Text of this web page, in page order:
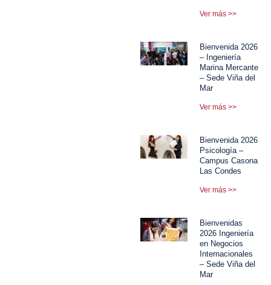
Ver más >>
Bienvenida 2026
– Ingeniería
Marina Mercante
– Sede Viña del
Mar
Ver más >>
Bienvenida 2026
Psicología –
Campus Casona
Las Condes
Ver más >>
Bienvenidas
2026 Ingeniería
en Negocios
Internacionales
– Sede Viña del
Mar